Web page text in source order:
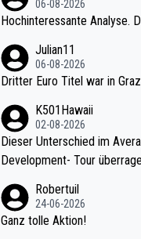
06-08-2026
Hochinteressante Analyse.
Julian11
06-08-2026
Dritter Euro Titel war in
K501Hawaii
02-08-2026
Dieser Unterschied im Average ist
Development- Tour
e mal 40+ erst recht. Da gewinnst keinen Blumentopf - ist ja n
och krasser wie ein Pokalspiel eines Kreisligisten vs einem Bu
Robertuil
24-06-2026
Ganz tolle Aktion!